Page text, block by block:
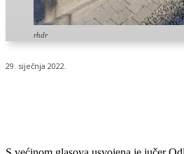
rhdr
29. siječnja 2022.